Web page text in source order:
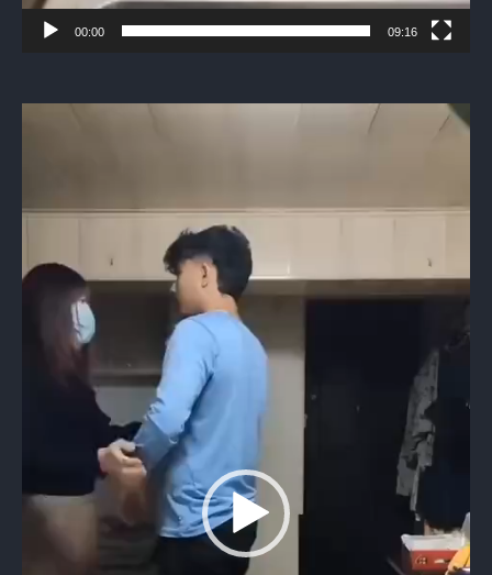
00:00 09:16